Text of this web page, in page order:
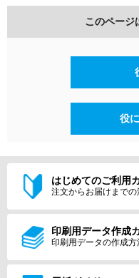
このページ
役
はじめてのご利用
注文からお届けまで
印刷用データ作成
印刷用データの作成